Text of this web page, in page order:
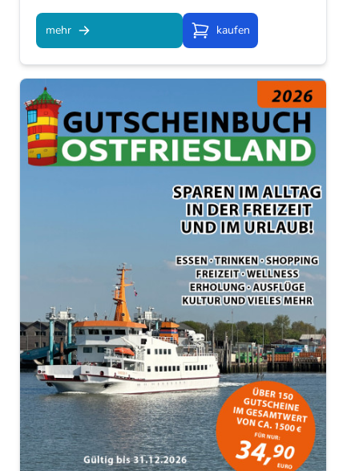
mehr Kaufenkaufen